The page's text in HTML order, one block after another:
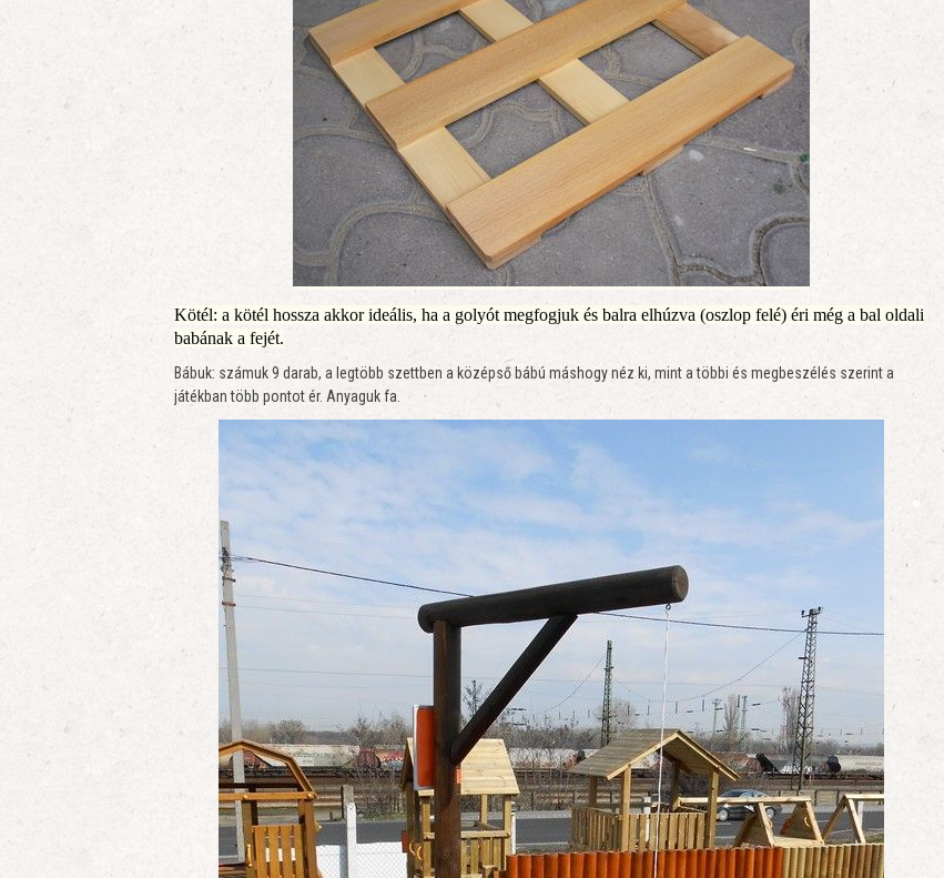
Kötél: a kötél hossza akkor ideális, ha a golyót megfogjuk és balra elhúzva (oszlop felé) éri még a bal oldali
babának a fejét.
Bábuk: számuk 9 darab, a legtöbb szettben a középső bábú máshogy néz ki, mint a többi és megbeszélés szerint a
játékban több pontot ér. Anyaguk fa.